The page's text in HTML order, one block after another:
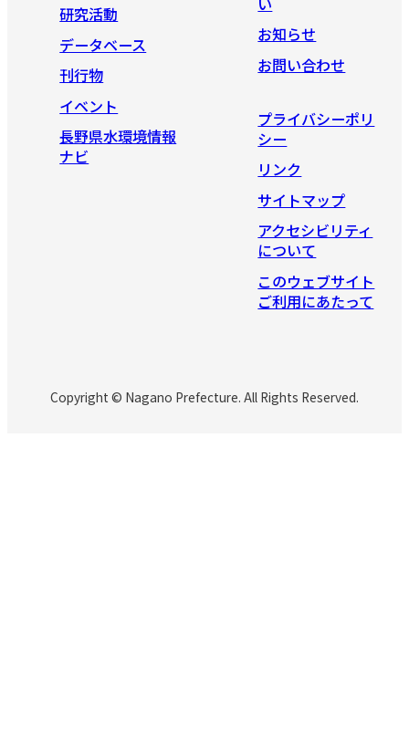
研究活動
データベース
刊行物
イベント
長野県水環境情報
ナビ
お知らせ
お問い合わせ
プライバシーポリ
シー
リンク
サイトマップ
アクセシビリティ
について
このウェブサイト
ご利用にあたって
Copyright © Nagano Prefecture. All Rights Reserved.